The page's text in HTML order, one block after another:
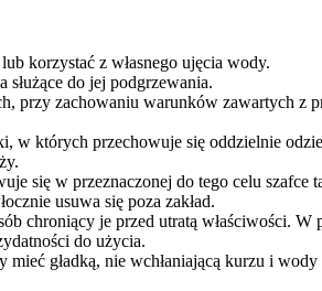
korzystać z własnego ujęcia wody.
służące do jej podgrzewania.
przy zachowaniu warunków zawartych z
w których przechowuje się oddzielnie
się w przeznaczonej do tego celu szafce
usuwa się poza zakład.
chroniący je przed utratą właściwości.
do użycia.
gładką, nie wchłaniającą kurzu i